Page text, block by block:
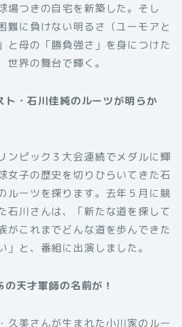
場つきの自宅を新築した。そし
難に負けない明るさ（ユーモアと
と母の「勝負強さ」を身につけた
世界の舞台で輝く。
ト・石川佳純のルーツが明らか
ンピック３大会連続でメダルに輝
女子の歴史を切りひらいてきた石
ルーツを探ります。去年５月に競
石川さんは、「新たな道を探して
がこれまでどんな道を歩んできた
」と、番組に出演しました。
天才軍師の名前が！
久美さんが生まれた小川家のルー